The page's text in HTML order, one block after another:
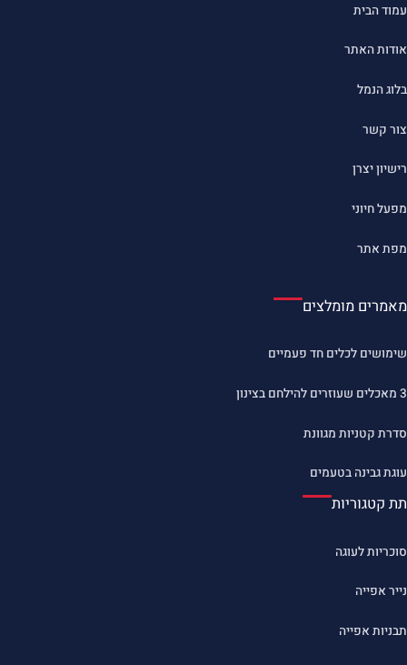
עמוד הבית
אודות האתר
בלוג הנמל
צור קשר
רישיון יצרן
מפעל חיוני
מפת אתר
מאמרים מומלצים
שימושים לכלים חד פעמיים
3 מאכלים שעוזרים להילחם בצינון
סדרת קטניות מגוונת
עוגת גבינה בטעמים
תת קטגוריות
סוכריות לעוגה
נייר אפייה
תבניות אפייה